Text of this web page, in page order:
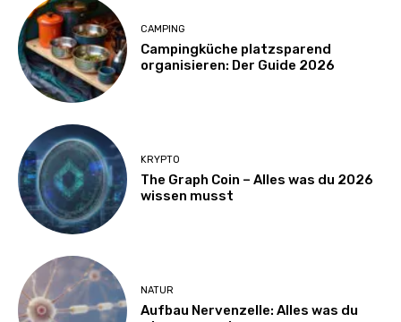
CAMPING
Campingküche platzsparend
organisieren: Der Guide 2026
KRYPTO
The Graph Coin – Alles was du 2026
wissen musst
NATUR
Aufbau Nervenzelle: Alles was du